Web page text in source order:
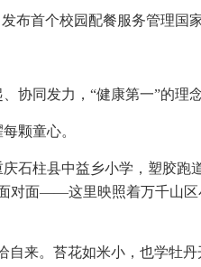
布首个校园配餐服务管理国
协同发力，“健康第一”的
颗童心。
石柱县中益乡小学，塑胶
对面——这里映照着万千山区
自来。苔花如米小，也学牡